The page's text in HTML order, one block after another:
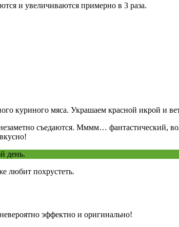
и увеличиваются примерно в 3 раза.
куриного мяса. Украшаем красной икрой и
съедаются. Мммм… фантастический,
день.
любит похрустеть.
эффектно и оригинально!